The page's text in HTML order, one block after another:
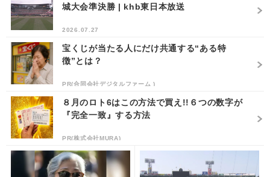
城大会準決勝 | khb東日本放送
2026.07.27
宝くじが当たる人にだけ共通する“ある特
徴”とは？
PR(合同会社デジタルファーム )
８月のロト6はこの方法で買え!!６つの数字が
『完全一致』する方法
PR(株式会社MURA)